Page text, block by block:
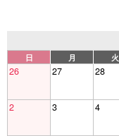
日 月 火
26 27 28
2 3 4